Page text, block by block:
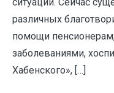
различных
помощи
заболеваниями,
Хабенского», […]